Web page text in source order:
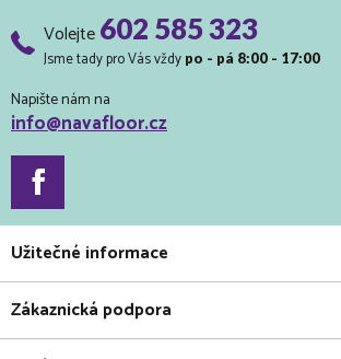
Volejte602 585 323
Jsme tady pro Vás vždy po - pá 8:00 - 17:00
Napište nám na
info@navafloor.cz
Užitečné informace
Zákaznická podpora